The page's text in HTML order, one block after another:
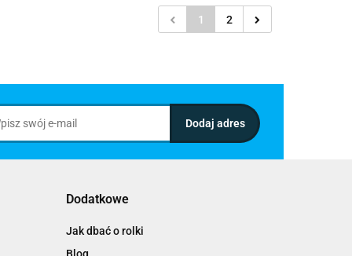
1 2
Dodatkowe
Jak dbać o rolki